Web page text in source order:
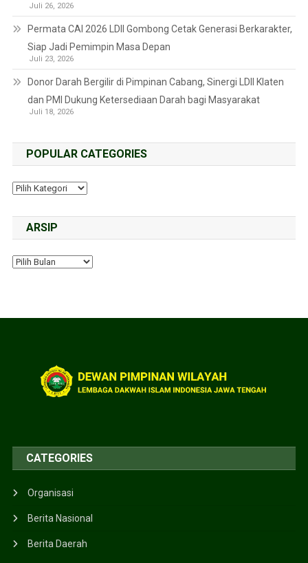
Juli 26, 2026
Permata CAI 2026 LDII Gombong Cetak Generasi Berkarakter,
Siap Jadi Pemimpin Masa Depan
Juli 23, 2026
Donor Darah Bergilir di Pimpinan Cabang, Sinergi LDII Klaten
dan PMI Dukung Ketersediaan Darah bagi Masyarakat
Juli 18, 2026
POPULAR CATEGORIES
ARSIP
CATEGORIES
Organisasi
Berita Nasional
Berita Daerah